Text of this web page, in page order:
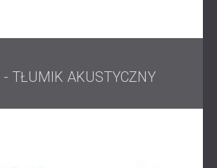
- TŁUMIK AKUSTYCZNY